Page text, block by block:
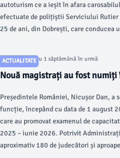
autoturism ce a ieșit în afara
efectuate de polițiștii Serviciului Rutier
25 de ani, din Dobrești, care
intrat într-un șanț betonat și în coliziune
ACTUALITATE
Articol postat cu 1 săptămână în urmă
Nouă magistrați au fost
Președintele României, Nicușor Dan, a
funcție, începând cu data de 1 august
care au promovat examenul de
2025 – iunie 2026. Potrivit
aproximativ 180 de judecători și